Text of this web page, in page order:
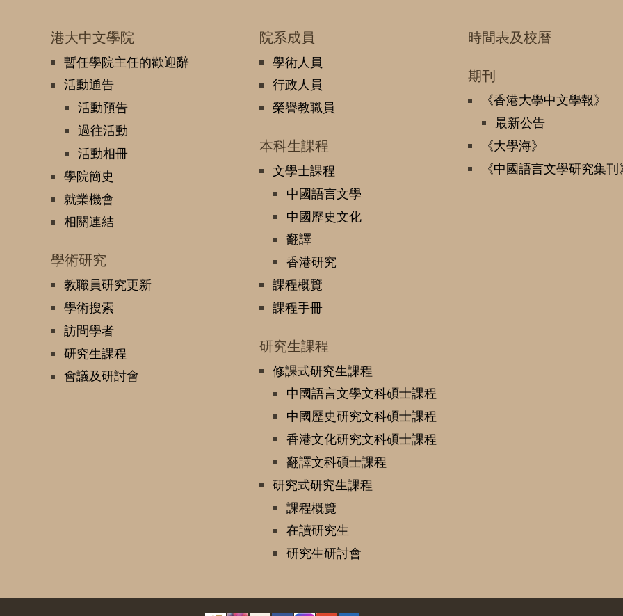
港大中文學院
暫任學院主任的歡迎辭
活動通告
活動預告
過往活動
活動相冊
學院簡史
就業機會
相關連結
學術研究
教職員研究更新
學術搜索
訪問學者
研究生課程
會議及研討會
院系成員
學術人員
行政人員
榮譽教職員
本科生課程
文學士課程
中國語言文學
中國歷史文化
翻譯
香港研究
課程概覽
課程手冊
研究生課程
修課式研究生課程
中國語言文學文科碩士課程
中國歷史研究文科碩士課程
香港文化研究文科碩士課程
翻譯文科碩士課程
研究式研究生課程
課程概覽
在讀研究生
研究生研討會
時間表及校曆
期刊
《香港大學中文學報》
最新公告
《大學海》
《中國語言文學研究集刊